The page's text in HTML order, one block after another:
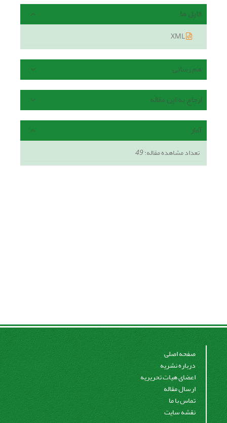
فایل ها
هم رسانی
ارجاع به این مقاله
آمار
تعداد مشاهده مقاله:49
صفحه اصلی
درباره نشریه
اعضای هیات تحریریه
ارسال مقاله
تماس با ما
نقشه سایت